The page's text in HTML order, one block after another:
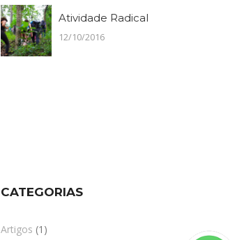
Atividade Radical
12/10/2016
CATEGORIAS
Artigos (1)